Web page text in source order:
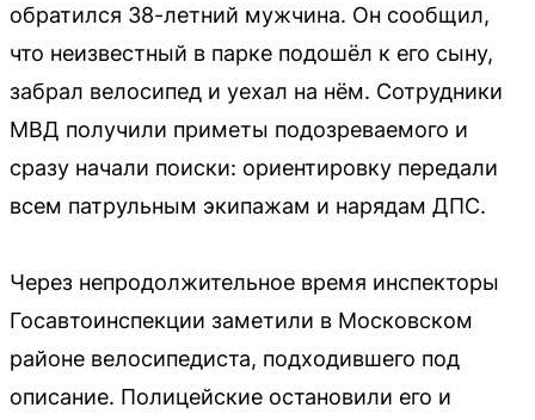
обратился 38-летний мужчина. Он сообщил,
что неизвестный в парке подошёл к его сыну,
забрал велосипед и уехал на нём. Сотрудники
МВД получили приметы подозреваемого и
сразу начали поиски: ориентировку передали
всем патрульным экипажам и нарядам ДПС.
Через непродолжительное время инспекторы
Госавтоинспекции заметили в Московском
районе велосипедиста, подходившего под
описание. Полицейские остановили его и